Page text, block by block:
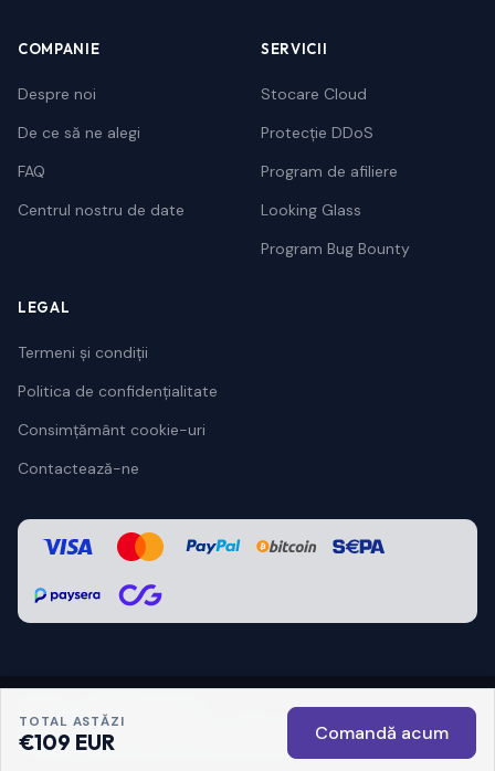
TOTAL ASTĂZI
€109 EUR Comandă acum
COMPANIE
Despre noi
De ce să ne alegi
FAQ
Centrul nostru de date
SERVICII
Stocare Cloud
Protecție DDoS
Program de afiliere
Looking Glass
Program Bug Bounty
LEGAL
Termeni și condiții
Politica de confidențialitate
Consimțământ cookie-uri
Contactează-ne
Termeni și condiții
Politica de confidențialitate
Consimțământ cookie-uri
Contactează-ne